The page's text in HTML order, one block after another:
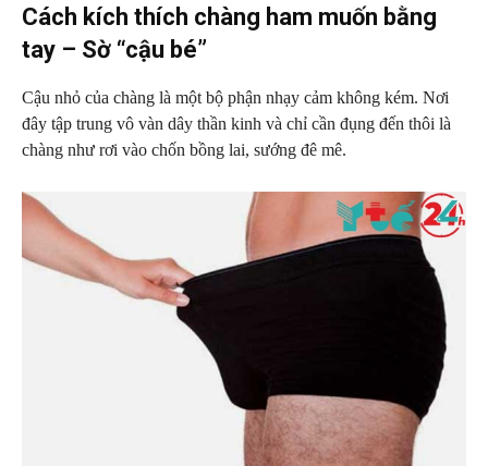
Cách kích thích chàng ham muốn bằng
tay – Sờ “cậu bé”
Cậu nhỏ của chàng là một bộ phận nhạy cảm không kém. Nơi
đây tập trung vô vàn dây thần kinh và chỉ cần đụng đến thôi là
chàng như rơi vào chốn bồng lai, sướng đê mê.